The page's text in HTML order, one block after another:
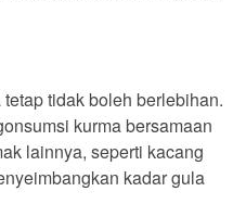
tidak boleh berlebihan.
kurma bersamaan
lainnya, seperti kacang
kadar gula